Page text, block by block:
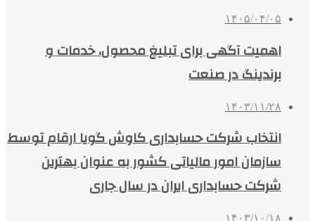
۱۴۰۵/۰۴/۰۵
اهمیت آگهی برای تبلیغ محصول، خدمات و
برندینگ در صنعت
۱۴۰۳/۱۱/۲۸
انتخاب شرکت حسابداری کاوش گویا ارقام توسط
سازمان امور مالیاتی کشور به عنوان بهترین
شرکت حسابداری ایران در سال جاری
۱۴۰۳/۱۰/۱۸